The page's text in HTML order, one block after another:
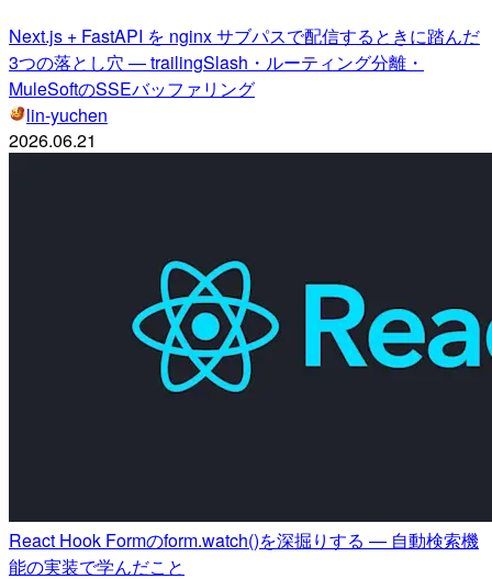
Next.js + FastAPI を nginx サブパスで配信するときに踏んだ
3つの落とし穴 — trailingSlash・ルーティング分離・
MuleSoftのSSEバッファリング
lin-yuchen
2026.06.21
React Hook Formのform.watch()を深掘りする — 自動検索機
能の実装で学んだこと